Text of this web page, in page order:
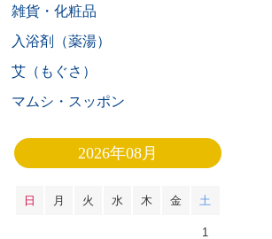
雑貨・化粧品
入浴剤（薬湯）
艾（もぐさ）
マムシ・スッポン
2026年08月
日 月 火 水 木 金 土
1